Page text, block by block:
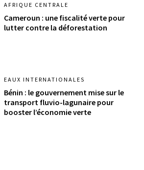
AFRIQUE CENTRALE
Cameroun : une fiscalité verte pour
lutter contre la déforestation
EAUX INTERNATIONALES
Bénin : le gouvernement mise sur le
transport fluvio-lagunaire pour
booster l’économie verte